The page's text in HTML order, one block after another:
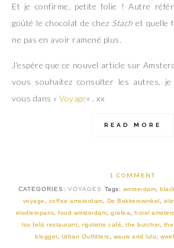
Et je confirme, petite folie ! Autre
goûté le chocolat de chez Stach et quelle
ne pas en avoir ramené plus.
J’espère que ce nouvel article sur
vous souhaitez consulter les autres,
vous dans « Voyage« . xx
READ MORE
1 COMMENT
CATEGORIES: VOYAGES Tags: amsterdam
voyage
coffee amsterdam De Bakkerswinkel
elodieinparis ,food amsterdam ,grafea ,hotel
los feliz restaurant ,rigoletto café ,the butcher,
blogger, Urban Outfitters wauw and lulu